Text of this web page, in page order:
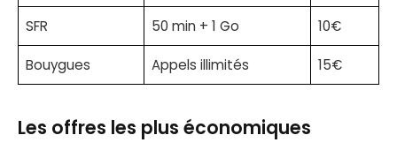
SFR 50 min + 1 Go 10€
Bouygues Appels illimités 15€
Les offres les plus économiques